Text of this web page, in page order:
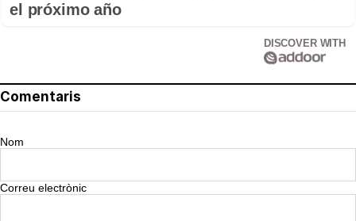
el próximo año
DISCOVER WITH
Comentaris
Nom
Correu electrònic